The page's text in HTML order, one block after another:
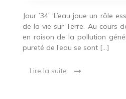
Jour ’34’ ‘L’eau joue un rôle
de la vie sur Terre. Au cours
en raison de la pollution
pureté de l’eau se sont […]
Lire la suite